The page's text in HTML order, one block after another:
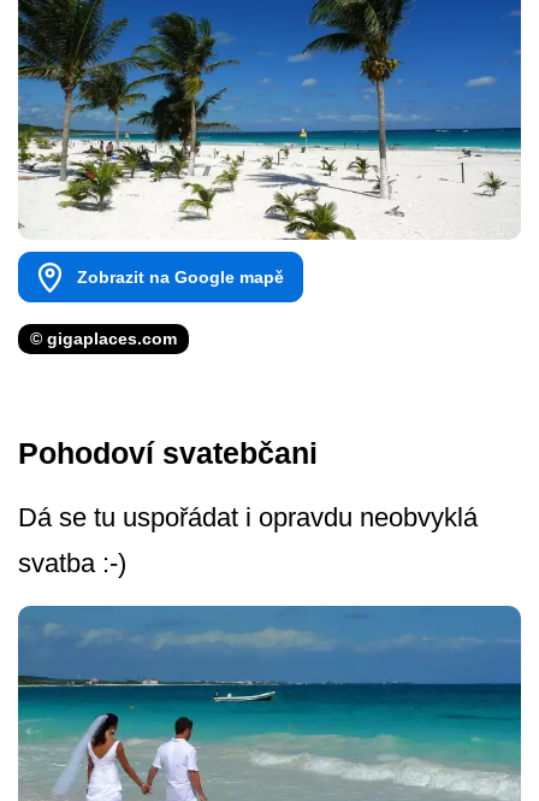
Zobrazit na Google mapě
© gigaplaces.com
Pohodoví svatebčani
Dá se tu uspořádat i opravdu neobvyklá
svatba :-)